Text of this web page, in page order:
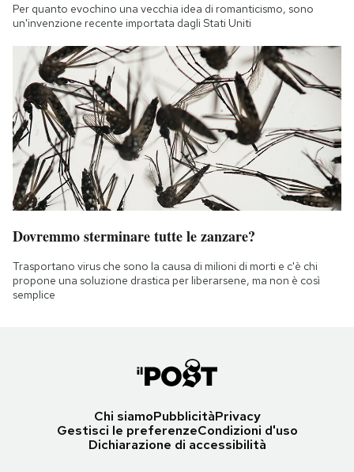
Per quanto evochino una vecchia idea di romanticismo, sono
un'invenzione recente importata dagli Stati Uniti
Dovremmo sterminare tutte le zanzare?
Trasportano virus che sono la causa di milioni di morti e c'è chi
propone una soluzione drastica per liberarsene, ma non è così
semplice
Chi siamoPubblicitàPrivacy
Gestisci le preferenzeCondizioni d'uso
Dichiarazione di accessibilità